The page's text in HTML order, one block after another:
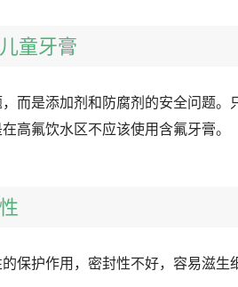
童牙膏
而是添加剂和防腐剂的安全问题。
高氟饮水区不应该使用含氟牙膏。
保护作用，密封性不好，容易滋